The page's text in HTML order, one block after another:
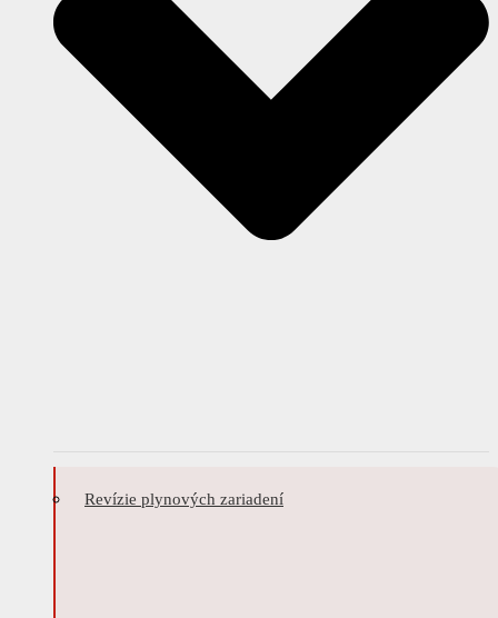
Revízie plynových zariadení